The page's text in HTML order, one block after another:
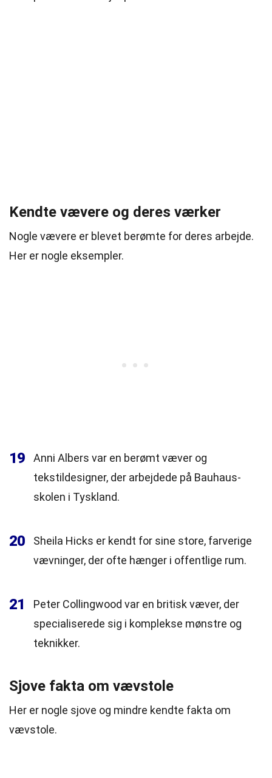
Kendte vævere og deres værker
Nogle vævere er blevet berømte for deres arbejde.
Her er nogle eksempler.
19
Anni Albers var en berømt væver og
tekstildesigner, der arbejdede på Bauhaus-
skolen i Tyskland.
20
Sheila Hicks er kendt for sine store, farverige
vævninger, der ofte hænger i offentlige rum.
21
Peter Collingwood var en britisk væver, der
specialiserede sig i komplekse mønstre og
teknikker.
Sjove fakta om vævstole
Her er nogle sjove og mindre kendte fakta om
vævstole.